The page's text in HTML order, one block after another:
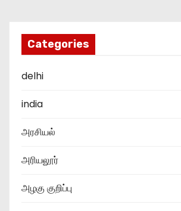
Categories
delhi
india
அரசியல்
அரியலூர்
அழகு குறிப்பு